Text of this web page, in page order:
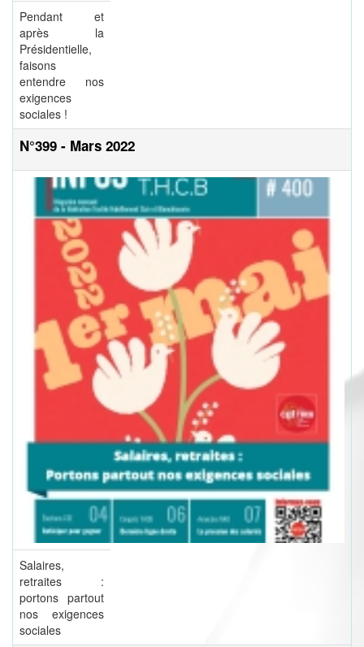
Pendant et
après la
Présidentielle,
faisons
entendre nos
exigences
sociales !
N°399 - Mars 2022
Salaires,
retraites :
portons partout
nos exigences
sociales